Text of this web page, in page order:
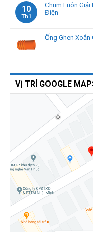
10
Th1
Chum Luôn Giải
Điện
Ống Ghen Xoắn
VỊ TRÍ GOOGLE